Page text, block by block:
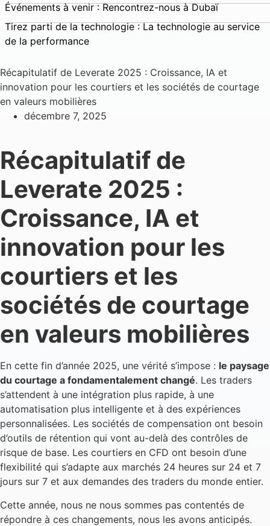
Événements à venir : Rencontrez-nous à Dubaï
Tirez parti de la technologie : La technologie au service
de la performance
Récapitulatif de Leverate 2025 : Croissance, IA et
innovation pour les courtiers et les sociétés de courtage
en valeurs mobilières
décembre 7, 2025
Récapitulatif de
Leverate 2025 :
Croissance, IA et
innovation pour les
courtiers et les
sociétés de courtage
en valeurs mobilières
En cette fin d’année 2025, une vérité s’impose : le paysage
du courtage a fondamentalement changé. Les traders
s’attendent à une intégration plus rapide, à une
automatisation plus intelligente et à des expériences
personnalisées. Les sociétés de compensation ont besoin
d’outils de rétention qui vont au-delà des contrôles de
risque de base. Les courtiers en CFD ont besoin d’une
flexibilité qui s’adapte aux marchés 24 heures sur 24 et 7
jours sur 7 et aux demandes des traders du monde entier.
Cette année, nous ne nous sommes pas contentés de
répondre à ces changements, nous les avons anticipés.